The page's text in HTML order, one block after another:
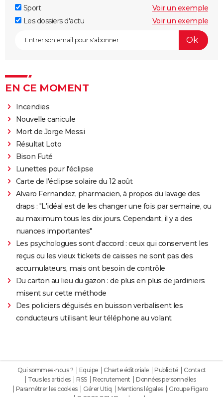
Sport
Voir un exemple
Les dossiers d'actu
Voir un exemple
EN CE MOMENT
Incendies
Nouvelle canicule
Mort de Jorge Messi
Résultat Loto
Bison Futé
Lunettes pour l'éclipse
Carte de l'éclipse solaire du 12 août
Alvaro Fernandez, pharmacien, à propos du lavage des
draps : "L'idéal est de les changer une fois par semaine, ou
au maximum tous les dix jours. Cependant, il y a des
nuances importantes"
Les psychologues sont d'accord : ceux qui conservent les
reçus ou les vieux tickets de caisses ne sont pas des
accumulateurs, mais ont besoin de contrôle
Du carton au lieu du gazon : de plus en plus de jardiniers
misent sur cette méthode
Des policiers déguisés en buisson verbalisent les
conducteurs utilisant leur téléphone au volant
Qui sommes-nous ? Equipe Charte éditoriale Publicité
Contact
Tous les articles
RSS Recrutement
Données personnelles
Paramétrer les cookies
Gérer Utiq Mentions légales
Groupe Figaro